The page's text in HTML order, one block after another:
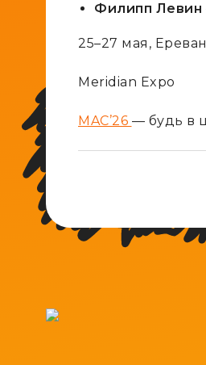
Филипп Левин
25–27 мая, Ереван
Meridian Expo
MAC’26 — будь в